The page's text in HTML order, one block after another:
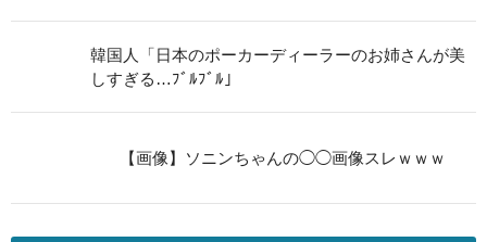
韓国人「日本のポーカーディーラーのお姉さんが美
しすぎる…ﾌﾞﾙﾌﾞﾙ」
【画像】ソニンちゃんの◯◯画像スレｗｗｗ